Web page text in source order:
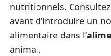
nutritionnels.
avant d’introduire un
alimentaire dans l’
animal.